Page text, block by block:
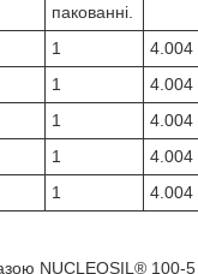
пакованні.
1
4.004
1
4.004
1
4.004
1
4.004
1 4.004
NUCLEOSIL® 100-5